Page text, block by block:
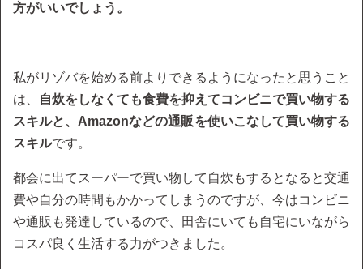
方がいいでしょう。
私がリゾバを始める前よりできるようになったと思うこと
は、
自炊をしなくても食費を抑えてコンビニで買い物する
スキルと、Amazonなどの通販を使いこなして買い物する
スキルです。
都会に出てスーパーで買い物して自炊もするとなると交通
費や自分の時間もかかってしまうのですが、今はコンビニ
や通販も発達しているので、田舎にいても自宅にいながら
コスパ良く生活する力がつきました。